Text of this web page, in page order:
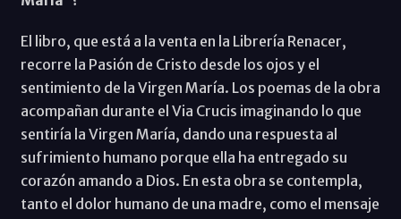
El libro, que está a la venta en la Librería Renacer,
recorre la Pasión de Cristo desde los ojos y el
sentimiento de la Virgen María. Los poemas de la obra
acompañan durante el Via Crucis imaginando lo que
sentiría la Virgen María, dando una respuesta al
sufrimiento humano porque ella ha entregado su
corazón amando a Dios. En esta obra se contempla,
tanto el dolor humano de una madre, como el mensaje